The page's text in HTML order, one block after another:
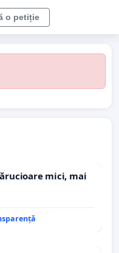
o petiție
mici, mai